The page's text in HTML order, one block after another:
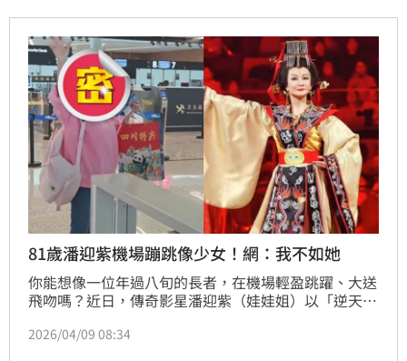
81歲潘迎紫機場蹦跳像少女！網：我不如她
你能想像一位年過八旬的長者，在機場輕盈跳躍、大送
飛吻嗎？近日，傳奇影星潘迎紫（娃娃姐）以「逆天狀
舞台專場，不僅重現經典武則天扮相，私下在機場活力
2026/04/09 08:34